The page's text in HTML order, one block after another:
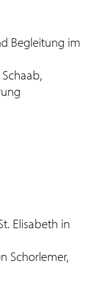
Begleitung im
Elisabeth in
Schorlemer,